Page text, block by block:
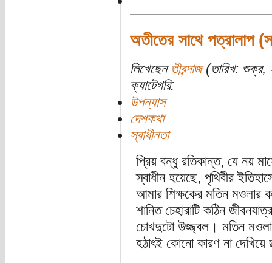
অতীতের সাথে পত্রালাপ
লিখেছেন তীরন্দাজ(তারিখ: শুক্র,
ক্যাটেগরি:
উপন্যাস
দেশকথা
স্বাধীনতা
প্রিয় বন্ধু রতিকান্ত, যে নয়
স্বাধীন হয়েছে, পৃথিবীর
আমার শিক্ষকের মতিন মওলার
শানিত চেহারাটি কঠিন
চোখদুটো উজ্জ্বল। মতিন
হঠাৎই কোনো কারণ না